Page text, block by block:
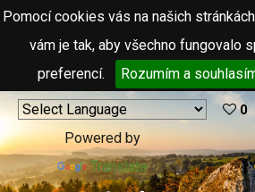
Pomocí cookies vás na našich
vám je tak, aby všechno fungovalo
preferencí.
Rozumím a
Powered by
Translate
0